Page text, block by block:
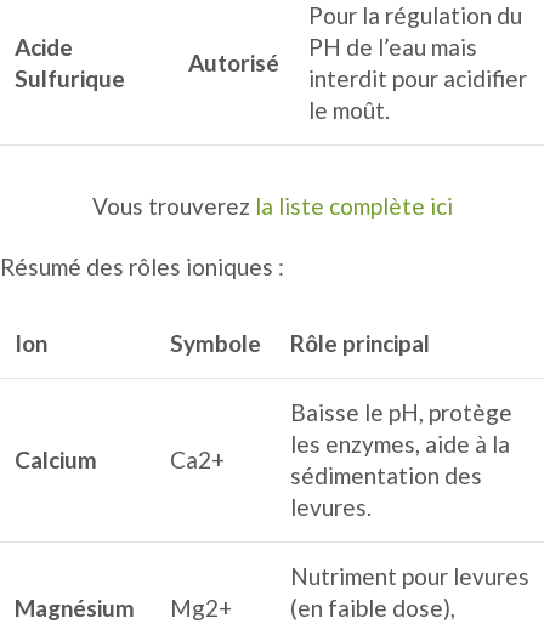
Acide
Sulfurique
Autorisé
Pour la régulation du
PH de l’eau mais
interdit pour acidifier
le moût.
Vous trouverez la liste complète ici
Résumé des rôles ioniques :
Ion Symbole Rôle principal
Calcium Ca2+
Baisse le pH, protège
les enzymes, aide à la
sédimentation des
levures.
Magnésium Mg2+
Nutriment pour levures
(en faible dose),